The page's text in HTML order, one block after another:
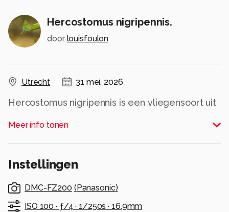
Hercostomus nigripennis.
door louisfoulon
Utrecht 31 mei, 2026
Hercostomus nigripennis is een vliegensoort uit
Meer info tonen
Instellingen
DMC-FZ200 ( Panasonic)
ISO 100 · ƒ/4 ·1/250s ·16.9mm